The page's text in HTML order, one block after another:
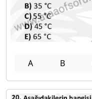
A B